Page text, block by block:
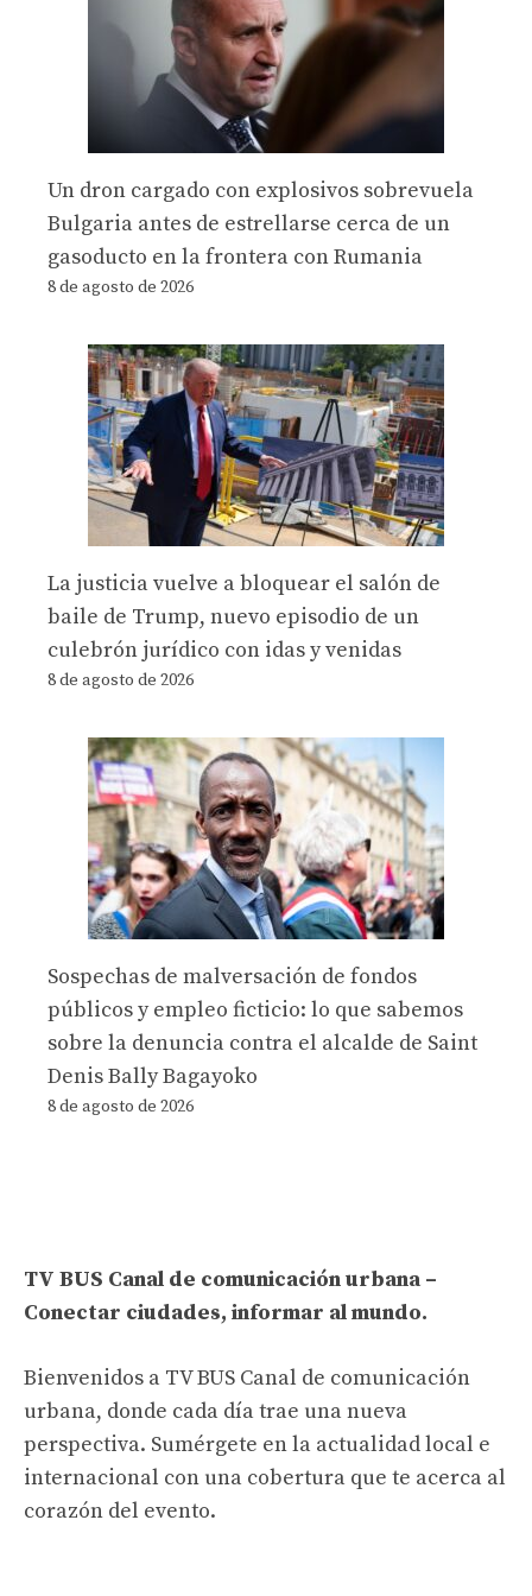
Un dron cargado con explosivos sobrevuela
Bulgaria antes de estrellarse cerca de un
gasoducto en la frontera con Rumania
8 de agosto de 2026
La justicia vuelve a bloquear el salón de
baile de Trump, nuevo episodio de un
culebrón jurídico con idas y venidas
8 de agosto de 2026
Sospechas de malversación de fondos
públicos y empleo ficticio: lo que sabemos
sobre la denuncia contra el alcalde de Saint
Denis Bally Bagayoko
8 de agosto de 2026
TV BUS Canal de comunicación urbana –
Conectar ciudades, informar al mundo.
Bienvenidos a TV BUS Canal de comunicación
urbana, donde cada día trae una nueva
perspectiva. Sumérgete en la actualidad local e
internacional con una cobertura que te acerca al
corazón del evento.